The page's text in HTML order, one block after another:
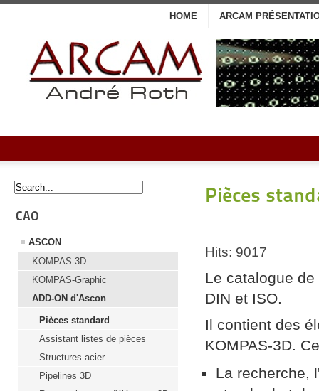
HOME ARCAM
CAO
ASCON
KOMPAS-3D
KOMPAS-Graphic
ADD-ON d'Ascon
Pièces standard
Assistant listes de pièces
Structures acier
Pipelines 3D
Pièces
Hits: 9017
Le catalogue
DIN et ISO.
Il contient des
KOMPAS-3D.
La recherche,